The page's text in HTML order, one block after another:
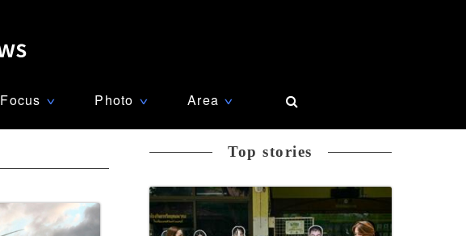
Focus ∨ Photo ∨ Area ∨
Top stories